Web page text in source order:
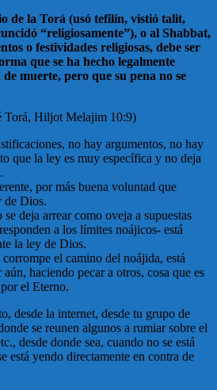
de la Torá (usó tefilín, vistió talit,
“religiosamente”), o al Shabbat,
o festividades religiosas, debe ser
que se ha hecho legalmente
muerte, pero que su pena no se
Torá, Hiljot Melajim 10:9)
no hay argumentos, no hay
que la ley es muy específica y no deja
por más buena voluntad que
de Dios.
deja arrear como oveja a supuestas
a los límites noájicos- está
la ley de Dios.
el camino del noájida, está
haciendo pecar a otros, cosa que es
el Eterno.
desde la internet, desde tu grupo de
se reunen algunos a rumiar sobre el
desde donde sea, cuando no se está
está yendo directamente en contra de